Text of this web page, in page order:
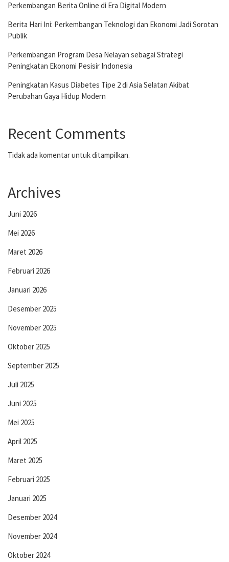
Perkembangan Berita Online di Era Digital Modern
Berita Hari Ini: Perkembangan Teknologi dan Ekonomi Jadi Sorotan
Publik
Perkembangan Program Desa Nelayan sebagai Strategi
Peningkatan Ekonomi Pesisir Indonesia
Peningkatan Kasus Diabetes Tipe 2 di Asia Selatan Akibat
Perubahan Gaya Hidup Modern
Recent Comments
Tidak ada komentar untuk ditampilkan.
Archives
Juni 2026
Mei 2026
Maret 2026
Februari 2026
Januari 2026
Desember 2025
November 2025
Oktober 2025
September 2025
Juli 2025
Juni 2025
Mei 2025
April 2025
Maret 2025
Februari 2025
Januari 2025
Desember 2024
November 2024
Oktober 2024